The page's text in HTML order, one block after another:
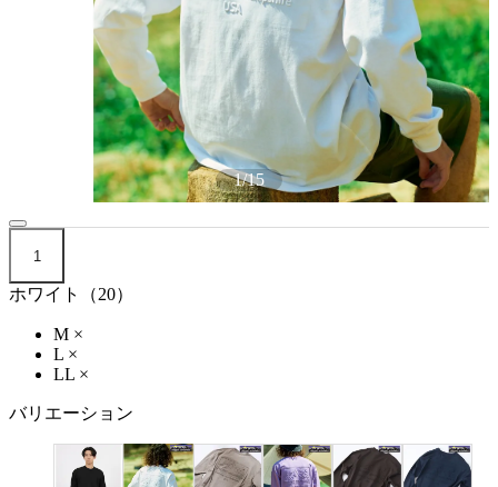
1/15
1
ホワイト（20）
M ×
L ×
LL ×
バリエーション